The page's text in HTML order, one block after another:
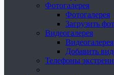
Фотогалерея
Фотогалерея
Загрузить
Видеогалерея
Видеогалерея
Добавить
Телефоны